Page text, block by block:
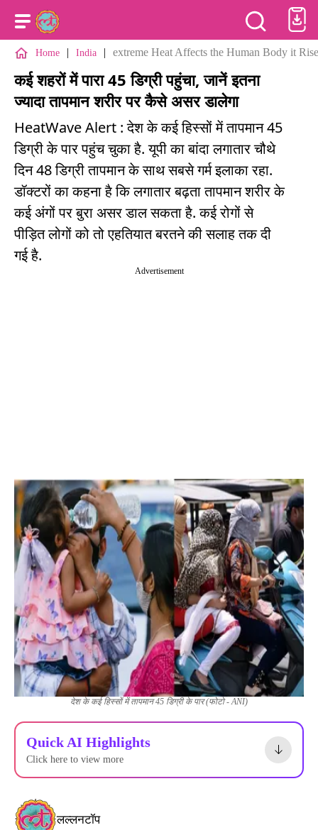
Home | India | extreme Heat Affects the Human Body it
कई शहरों में पारा 45 डिग्री पहुंचा, जानें इतना
ज्यादा तापमान शरीर पर कैसे असर डालेगा
HeatWave Alert : देश के कई हिस्सों में तापमान 45
डिग्री के पार पहुंच चुका है. यूपी का बांदा लगातार चौथे
दिन 48 डिग्री तापमान के साथ सबसे गर्म इलाका रहा.
डॉक्टरों का कहना है कि लगातार बढ़ता तापमान शरीर के
कई अंगों पर बुरा असर डाल सकता है. कई रोगों से
पीड़ित लोगों को तो एहतियात बरतने की सलाह तक दी
गई है.
Advertisement
देश के कई हिस्सों में तापमान 45 डिग्री के पार (फोटो - ANI)
Quick AI Highlights
Click here to view more
लल्लनटॉप